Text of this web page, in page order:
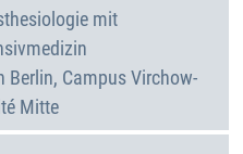
mit
Berlin, Campus Virchow-
Mitte